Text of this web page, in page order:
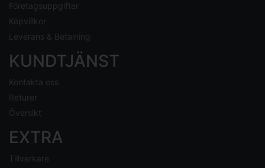
Företagsuppgifter
Köpvillkor
Leverans & Betalning
KUNDTJÄNST
Kontakta oss
Returer
Översikt
EXTRA
Tillverkare